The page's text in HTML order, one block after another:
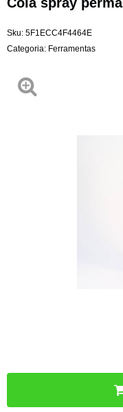
Cola spray
Sku: 5F1ECC4F4464E
Categoria: Ferramentas